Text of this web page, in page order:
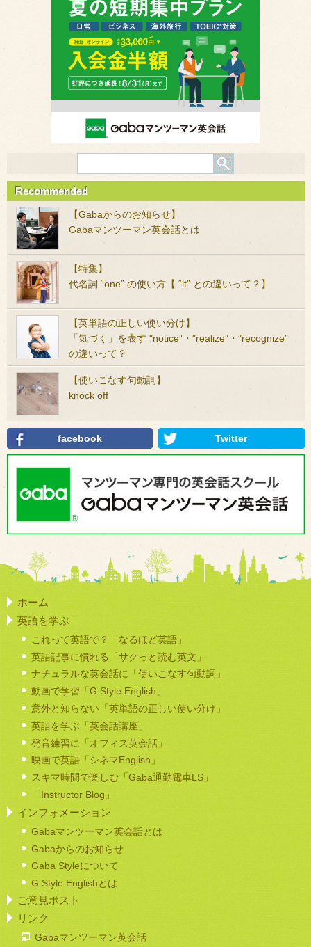
Recommended
【Gabaからのお知らせ】
Gabaマンツーマン英会話とは
【特集】
代名詞 “one” の使い方【 “it” との違いって？】
【英単語の正しい使い分け】
「気づく」を表す ″notice″・″realize″・″recognize″
の違いって？
【使いこなす句動詞】
knock off
facebook Twitter
ホーム
英語を学ぶ
これって英語で？「なるほど英語」
英語記事に慣れる「サクっと読む英文」
ナチュラルな英会話に「使いこなす句動詞」
動画で学習「G Style English」
意外と知らない「英単語の正しい使い分け」
英語を学ぶ「英会話講座」
発音練習に「オフィス英会話」
映画で英語「シネマEnglish」
スキマ時間で楽しむ「Gaba通勤電車LS」
「Instructor Blog」
インフォメーション
Gabaマンツーマン英会話とは
Gabaからのお知らせ
Gaba Styleについて
G Style Englishとは
ご意見ポスト
リンク
Gabaマンツーマン英会話